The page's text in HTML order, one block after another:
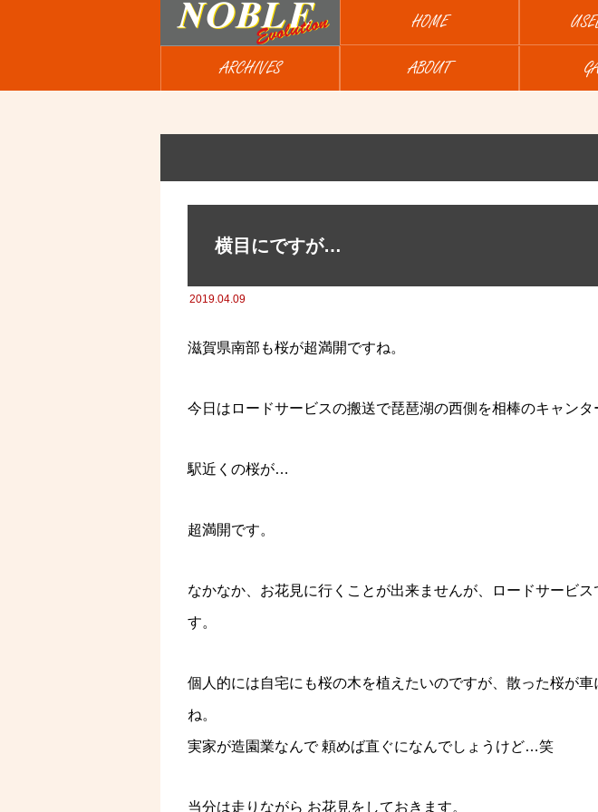
HOME
ARCHIVES ABOUT
横目にですが…
2019.04.09
滋賀県南部も桜が超満開ですね。
今日はロードサービスの搬送で琵琶湖の西側を相棒のキャン
駅近くの桜が…
超満開です。
なかなか、お花見に行くことが出来ませんが、ロードサービ
す。
個人的には自宅にも桜の木を植えたいのですが、散った桜が
ね。
実家が造園業なんで 頼めば直ぐになんでしょうけど…笑
当分は走りながら お花見をしておきます。